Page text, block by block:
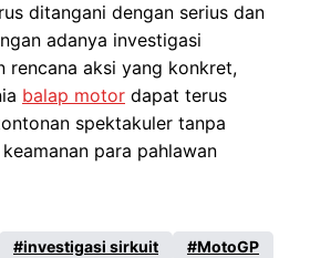
ditangani dengan serius dan
adanya investigasi
rencana aksi yang konkret,
balap motor dapat terus
spektakuler tanpa
para pahlawan
investigasi sirkuit
MotoGP